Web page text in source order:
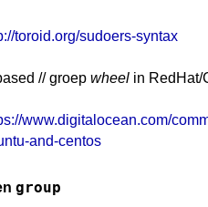
toroid.org/sudoers-syntax
// groep wheel in RedHat/
www.digitalocean.com/
and-centos
group